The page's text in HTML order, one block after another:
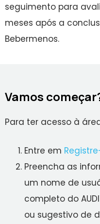
seguimento para
meses após a
Bebermenos.
Vamos
Para ter acesso à
Entre em
Preencha as
um nome de
completo do
ou sugestivo de